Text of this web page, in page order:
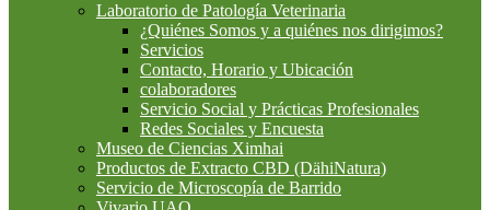
Laboratorio de Patología Veterinaria
¿Quiénes Somos y a quiénes nos dirigimos?
Servicios
Contacto, Horario y Ubicación
colaboradores
Servicio Social y Prácticas Profesionales
Redes Sociales y Encuesta
Museo de Ciencias Ximhai
Productos de Extracto CBD (DähiNatura)
Servicio de Microscopía de Barrido